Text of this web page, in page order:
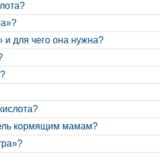
и для чего она нужна?
кормящим мамам?